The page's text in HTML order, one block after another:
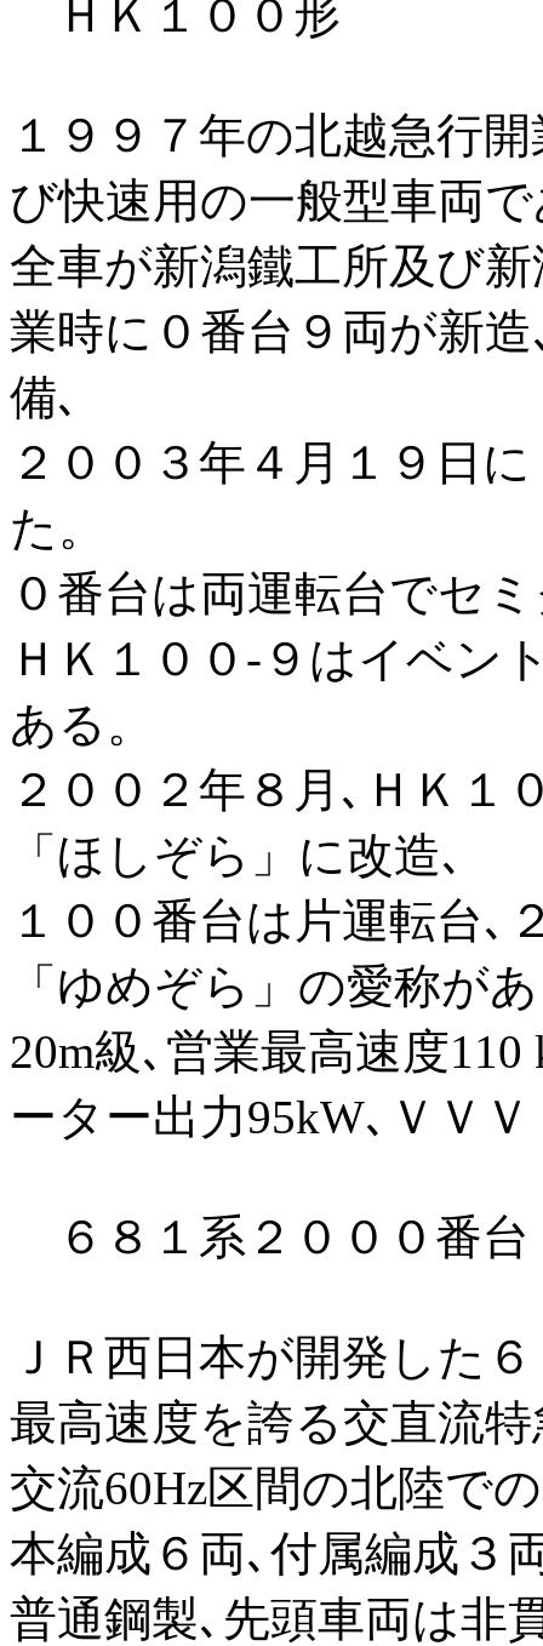
ＨＫ１００形
１９９７年の北越急行
び快速用の一般型車両
全車が新潟鐵工所及び
業時に０番台９両が新
備､
２００３年４月１９日
た。
０番台は両運転台でセ
ＨＫ１００-９はイベン
ある。
２００２年８月､ＨＫ１
「ほしぞら」に改造､
１００番台は片運転台､
「ゆめぞら」の愛称が
20m級､営業最高速度
ーター出力95kW､ＶＶ
６８１系２０００番台
ＪＲ西日本が開発した
最高速度を誇る交直流
交流60Hz区間の北陸で
本編成６両､付属編成３
普通鋼製､先頭車両は非